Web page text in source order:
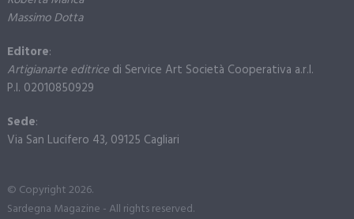
Massimo Dotta
Editore:
Artigianarte editricedi Service Art Società Cooperativa a.r.l.
P.I. 02010850929
Sede:
Via San Lucifero 43, 09125 Cagliari
© Copyright 2026.
Sardegna Magazine - All rights reserved.